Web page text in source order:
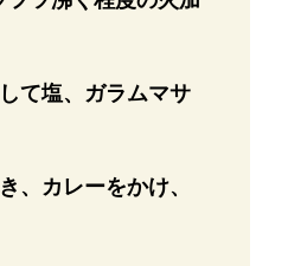
て塩、ガラムマサ
、カレーをかけ、